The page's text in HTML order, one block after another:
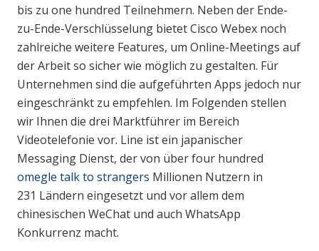
bis zu one hundred Teilnehmern. Neben der Ende-
zu-Ende-Verschlüsselung bietet Cisco Webex noch
zahlreiche weitere Features, um Online-Meetings auf
der Arbeit so sicher wie möglich zu gestalten. Für
Unternehmen sind die aufgeführten Apps jedoch nur
eingeschränkt zu empfehlen. Im Folgenden stellen
wir Ihnen die drei Marktführer im Bereich
Videotelefonie vor. Line ist ein japanischer
Messaging Dienst, der von über four hundred
omegle talk to strangers Millionen Nutzern in
231 Ländern eingesetzt und vor allem dem
chinesischen WeChat und auch WhatsApp
Konkurrenz macht.